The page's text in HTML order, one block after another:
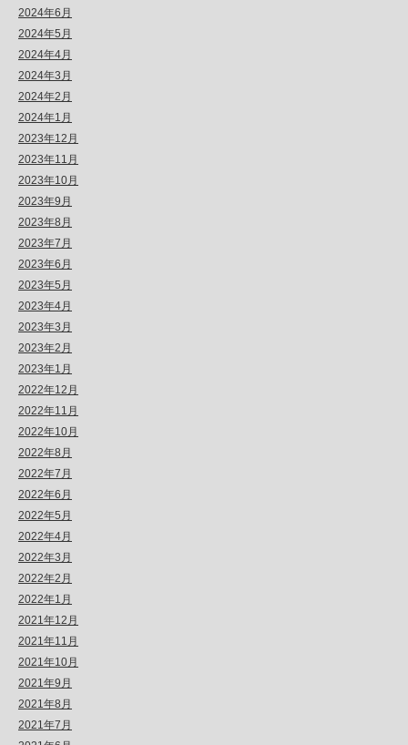
2024年6月
2024年5月
2024年4月
2024年3月
2024年2月
2024年1月
2023年12月
2023年11月
2023年10月
2023年9月
2023年8月
2023年7月
2023年6月
2023年5月
2023年4月
2023年3月
2023年2月
2023年1月
2022年12月
2022年11月
2022年10月
2022年8月
2022年7月
2022年6月
2022年5月
2022年4月
2022年3月
2022年2月
2022年1月
2021年12月
2021年11月
2021年10月
2021年9月
2021年8月
2021年7月